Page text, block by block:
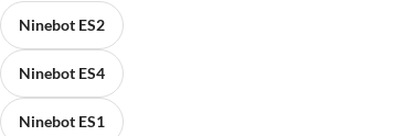
Ninebot ES2
Ninebot ES4
Ninebot ES1